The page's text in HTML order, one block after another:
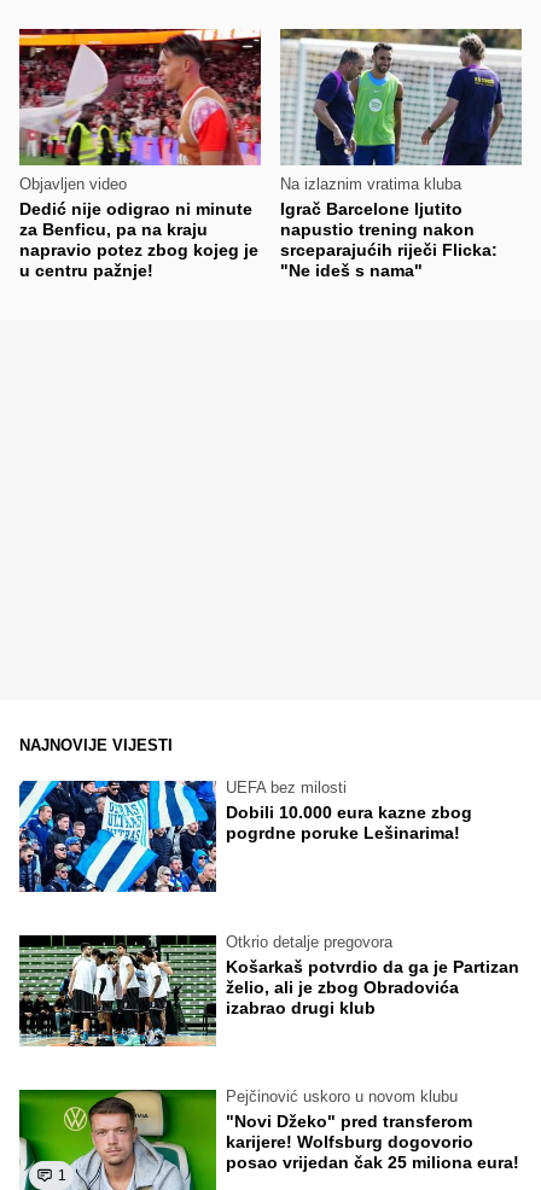
Objavljen video
Dedić nije odigrao ni minute
za Benficu, pa na kraju
napravio potez zbog kojeg je
u centru pažnje!
Na izlaznim vratima kluba
Igrač Barcelone ljutito
napustio trening nakon
srceparajućih riječi Flicka:
"Ne ideš s nama"
NAJNOVIJE VIJESTI
UEFA bez milosti
Dobili 10.000 eura kazne zbog
pogrdne poruke Lešinarima!
Otkrio detalje pregovora
Košarkaš potvrdio da ga je Partizan
želio, ali je zbog Obradovića
izabrao drugi klub
1
Pejčinović uskoro u novom klubu
"Novi Džeko" pred transferom
karijere! Wolfsburg dogovorio
posao vrijedan čak 25 miliona eura!